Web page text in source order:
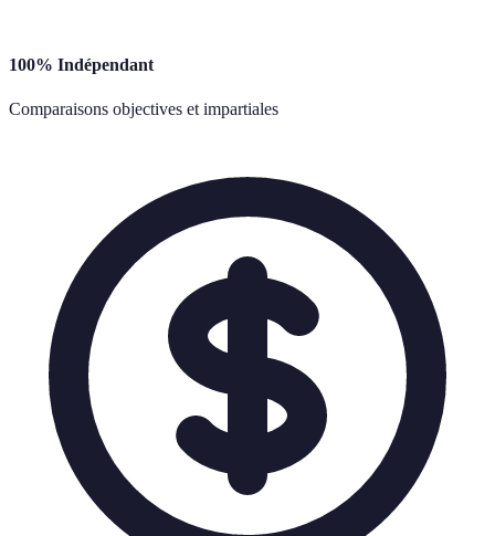
100% Indépendant
Comparaisons objectives et impartiales